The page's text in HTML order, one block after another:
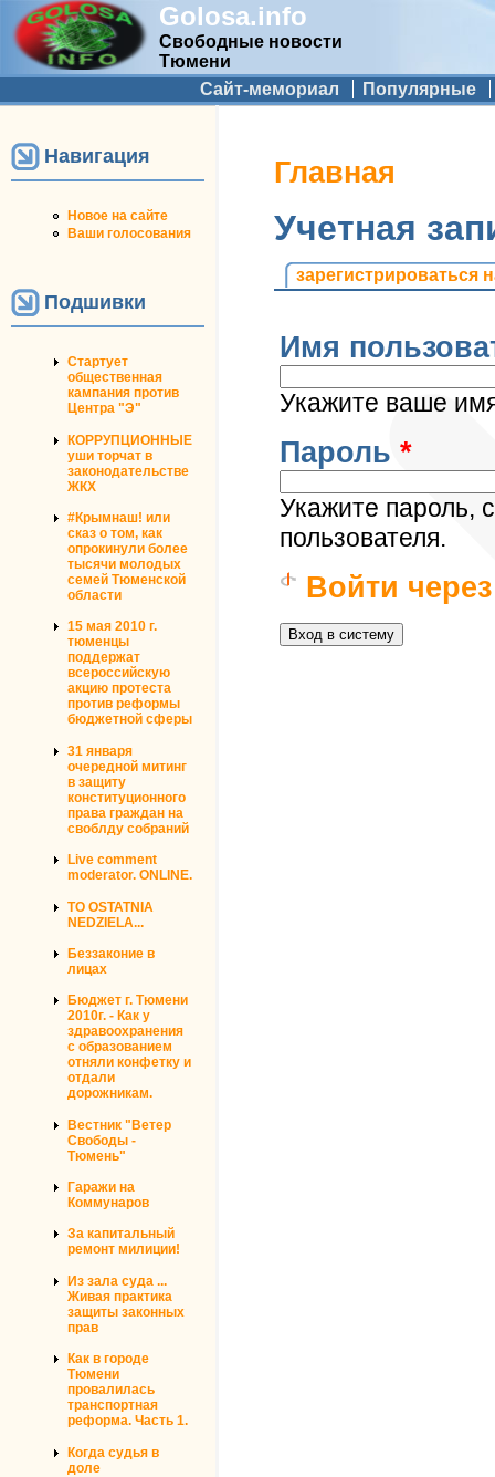
Golosa.info
Свободные новости
Тюмени
Дополнительное меню
Сайт-мемориал Популярные
Навигация
Новое на сайте
Ваши голосования
Подшивки
Стартует
общественная
кампания против
Центра "Э"
КОРРУПЦИОННЫЕ
уши торчат в
законодательстве
ЖКХ
#Крымнаш! или
сказ о том, как
опрокинули более
тысячи молодых
семей Тюменской
области
15 мая 2010 г.
тюменцы
поддержат
всероссийскую
акцию протеста
против реформы
бюджетной сферы
31 января
очередной митинг
в защиту
конституционного
права граждан на
своблду собраний
Live comment
moderator. ONLINE.
TO OSTATNIA
NEDZIELA...
Беззаконие в
лицах
Бюджет г. Тюмени
2010г. - Как у
здравоохранения
с образованием
отняли конфетку и
отдали
дорожникам.
Вестник "Ветер
Свободы -
Тюмень"
Гаражи на
Коммунаров
За капитальный
ремонт милиции!
Из зала суда ...
Живая практика
защиты законных
прав
Как в городе
Тюмени
провалилась
транспортная
реформа. Часть 1.
Когда судья в
доле
Вы здесь
Главная
Учетная
Главные
зарегистрироваться
Имя
Укажите ваше
Пароль *
Укажите пароль,
пользователя.
Войти